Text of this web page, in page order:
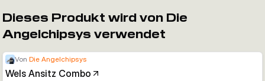
Dieses Produkt wird von Die
Angelchipsys verwendet
Von Die Angelchipsys
Wels Ansitz Combo